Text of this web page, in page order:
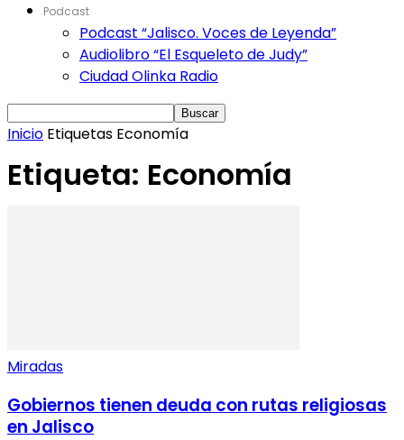
Podcast
Podcast “Jalisco. Voces de Leyenda”
Audiolibro “El Esqueleto de Judy”
Ciudad Olinka Radio
Inicio Etiquetas Economía
Etiqueta: Economía
Miradas
Gobiernos tienen deuda con rutas religiosas
en Jalisco